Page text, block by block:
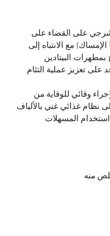
على القضاء على
مع الانتباه إلى
البيتادين
على تعزيز عملية التئام
وقائي للوقاية من
نظام غذائي غني بالألياف
استخدام المسهلات
منه